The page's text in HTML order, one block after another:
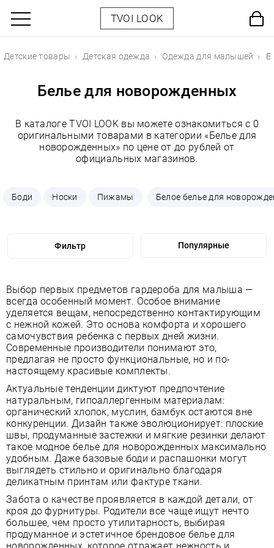
TVOI LOOK
Детские товары Детская одежда Одежда для малышей
Белье для новорожденных
В каталоге TVOI LOOK вы можете ознакомиться с 0
оригинальными товарами в категории «Белье для
новорожденных» по цене от до рублей от
официальных магазинов.
Боди Носки Пижамы Белое белье для
Фильтр
Выбор первых предметов гардероба для малыша —
всегда особенный момент. Особое внимание
уделяется вещам, непосредственно контактирующим
с нежной кожей. Это основа комфорта и хорошего
самочувствия ребенка с первых дней жизни.
Современные производители понимают это,
предлагая не просто функциональные, но и по-
настоящему красивые комплекты.
Актуальные тенденции диктуют предпочтение
натуральным, гипоаллергенным материалам:
органический хлопок, муслин, бамбук остаются вне
конкуренции. Дизайн также эволюционирует: плоские
швы, продуманные застежки и мягкие резинки делают
такое модное белье для новорожденных максимально
удобным. Даже базовые боди и распашонки могут
выглядеть стильно и оригинально благодаря
деликатным принтам или фактуре ткани.
Забота о качестве проявляется в каждой детали, от
кроя до фурнитуры. Родители все чаще ищут нечто
большее, чем просто утилитарность, выбирая
продуманное и эстетичное брендовое белье для